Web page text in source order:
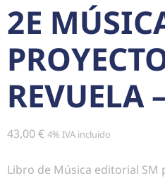
2E
REVUELA
43,00€ 4% IVA incluído
Libro de Música editorial SM